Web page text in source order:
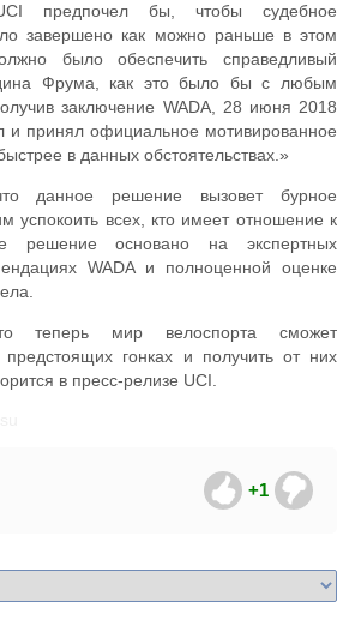
предпочел бы, чтобы судебное
завершено как можно раньше в этом
было обеспечить справедливый
Фрума, как это было бы с любым
заключение WADA, 28 июня 2018
и принял официальное мотивированное
в данных обстоятельствах.»
данное решение вызовет бурное
успокоить всех, кто имеет отношение к
решение основано на экспертных
WADA и полноценной оценке
теперь мир велоспорта сможет
предстоящих гонках и получить от них
в пресс-релизе UCI.
+1